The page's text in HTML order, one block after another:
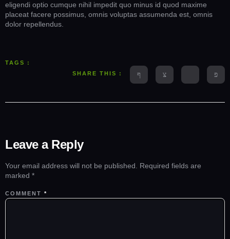
eligendi optio cumque nihil impedit quo minus id quod maxime
placeat facere possimus, omnis voluptas assumenda est, omnis
dolor repellendus.
TAGS :
SHARE THIS :
Leave a Reply
Your email address will not be published. Required fields are
marked *
COMMENT *